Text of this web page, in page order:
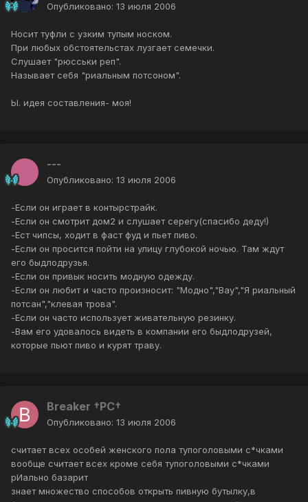
Опубликовано: 13 июля 2006
Носит туфли с узким тупым носком.
При любых обстоятельстах лузгает семечки.
Слушает "рюсськи реп".
Называет себя "риальным потсоном".
Ы. идея составления- моя!
---
Опубликовано: 13 июля 2006
-Если он играет в контырстрайк.
-Если он смотрит дом2 и слушает серегу(спасибо деду!)
-Ест чипсы, ходит в фаст фуд и пьет пиво.
-Если он просится пойти на улицу глубокой ночью. Там ждут
его быдлодрузья.
-Если он привык носить модную одежду.
-Если он любит и часто произносит: "Модно","Вау","Я риальный
потсан","клевая трова".
-Если он часто использует живательную резинку.
-Вам его удовалось видеть в компании его быдлодрузей,
которые пьют пиво и курят траву.
Breaker †PC†
Опубликовано: 13 июля 2006
считает всех особей женского пола тупоголовыми с*чками
вообще считает всех кроме себя тупоголовыми с*чками
рИально базарит
знает множество способов открыть пивную бутылку,в